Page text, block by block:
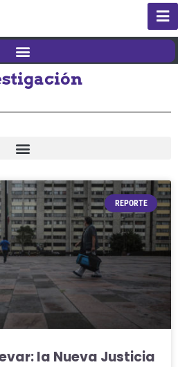
REPORTE
la Nueva Justicia